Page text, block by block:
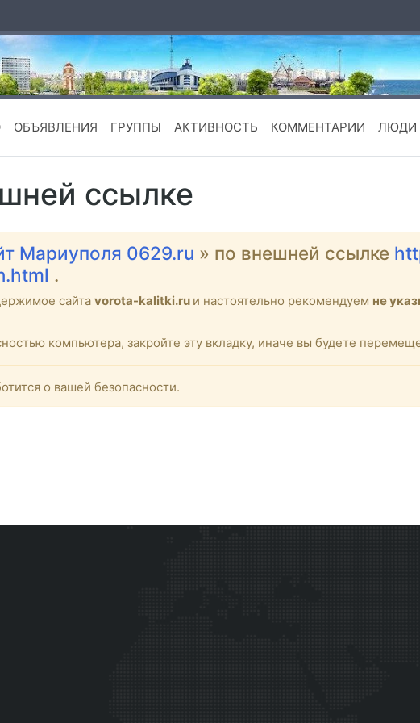
ОБЪЯВЛЕНИЯ ГРУППЫ АКТИВНОСТЬ КОММЕНТАРИИ ЛЮДИ
ссылке
Мариуполя 0629.ru » по внешней ссылке
.
сайта vorota-kalitki.ru и настоятельно рекомендуем не
компьютера, закройте эту вкладку, иначе вы будете
о вашей безопасности.